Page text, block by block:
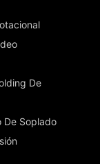
De
De Soplado